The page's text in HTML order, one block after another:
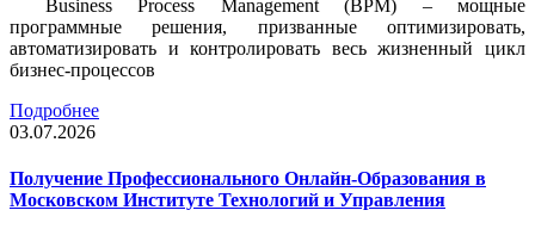
Business Process Management (BPM) – мощные
программные решения, призванные оптимизировать,
автоматизировать и контролировать весь жизненный цикл
бизнес-процессов
Подробнее
03.07.2026
Получение Профессионального Онлайн-Образования в
Московском Институте Технологий и Управления